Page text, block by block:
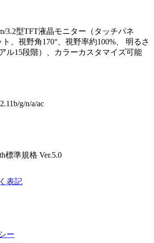
3.2型TFT液晶モニター（タッチパネ
、視野角170°、視野率約100%、 明るさ
ル15段階）、カラーカスタマイズ可能
g/n/a/ac
標準規格 Ver.5.0
表記
ー